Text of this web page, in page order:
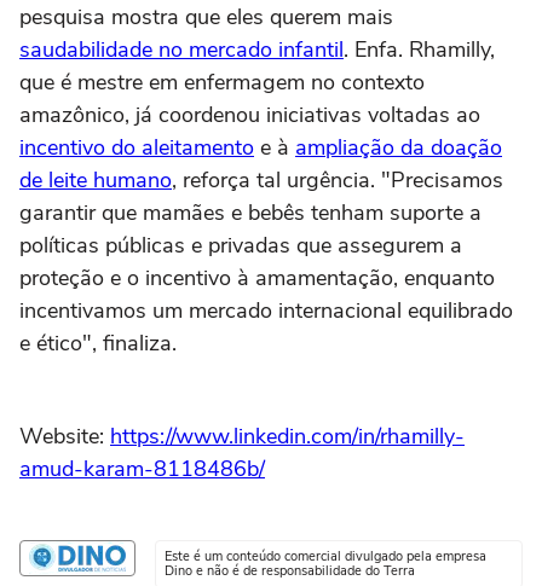
pesquisa mostra que eles querem mais
saudabilidade no mercado infantil. Enfa. Rhamilly,
que é mestre em enfermagem no contexto
amazônico, já coordenou iniciativas voltadas ao
incentivo do aleitamento e à ampliação da doação
de leite humano, reforça tal urgência. "Precisamos
garantir que mamães e bebês tenham suporte a
políticas públicas e privadas que assegurem a
proteção e o incentivo à amamentação, enquanto
incentivamos um mercado internacional equilibrado
e ético", finaliza.
Website: https://www.linkedin.com/in/rhamilly-
amud-karam-8118486b/
Este é um conteúdo comercial divulgado pela empresa
Dino e não é de responsabilidade do Terra